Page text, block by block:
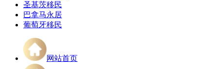
圣基茨移民
巴拿马永居
葡萄牙移民
网站首页